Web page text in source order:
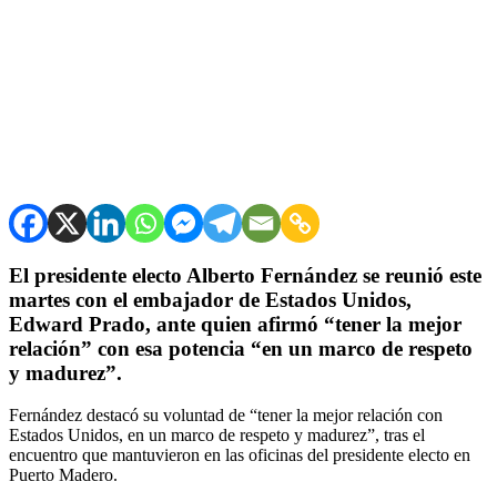
El presidente electo Alberto Fernández se reunió este
martes con el embajador de Estados Unidos,
Edward Prado, ante quien afirmó “tener la mejor
relación” con esa potencia “en un marco de respeto
y madurez”.
Fernández destacó su voluntad de “tener la mejor relación con
Estados Unidos, en un marco de respeto y madurez”, tras el
encuentro que mantuvieron en las oficinas del presidente electo en
Puerto Madero.